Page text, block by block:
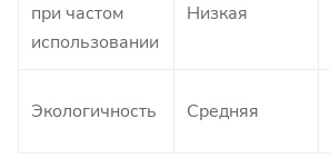
при частом
использовании
Низкая
Экологичность Средняя